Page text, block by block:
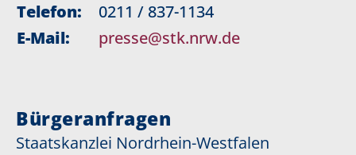
Telefon:
0211 / 837-1134
E-Mail:
presse@stk.nrw.de
Bürgeranfragen
Staatskanzlei Nordrhein-Westfalen